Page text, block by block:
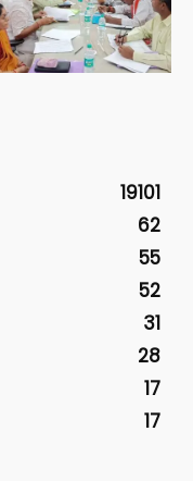
19101
62
55
52
31
28
17
17